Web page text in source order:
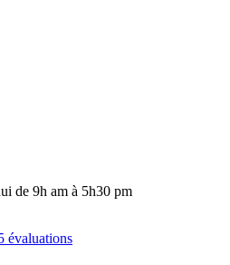
de 9h am à 5h30 pm
évaluations